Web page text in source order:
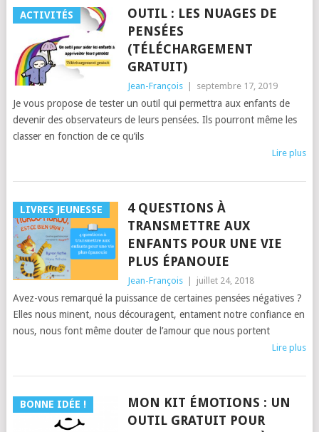
ACTIVITÉS
OUTIL : LES NUAGES DE
PENSÉES
(TÉLÉCHARGEMENT
GRATUIT)
Jean-François septembre 17, 2019
Je vous propose de tester un outil qui permettra aux enfants de
devenir des observateurs de leurs pensées. Ils pourront même les
classer en fonction de ce qu’ils
Lire plus
LIVRES JEUNESSE
4 QUESTIONS À
TRANSMETTRE AUX
ENFANTS POUR UNE VIE
PLUS ÉPANOUIE
Jean-François juillet 24, 2018
Avez-vous remarqué la puissance de certaines pensées négatives ?
Elles nous minent, nous découragent, entament notre confiance en
nous, nous font même douter de l’amour que nous portent
Lire plus
BONNE IDÉE !
MON KIT ÉMOTIONS : UN
OUTIL GRATUIT POUR